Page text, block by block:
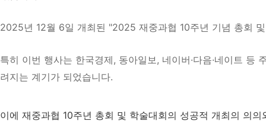
2025년 12월 6일 개최된 "2025 재중과협 10주년 기념 총회
특히 이번 행사는 한국경제, 동아일보, 네이버·다음·네이트
려지는 계기가 되었습니다.
이에 재중과협 10주년 총회 및 학술대회의 성공적 개최의 의